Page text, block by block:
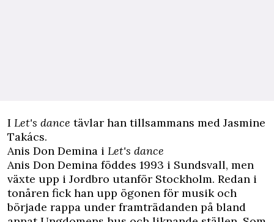
I Let's dance tävlar han tillsammans med Jasmine
Takács.
Anis Don Demina i Let's dance
Anis Don Demina föddes 1993 i Sundsvall, men
växte upp i Jordbro utanför Stockholm. Redan i
tonåren fick han upp ögonen för musik och
började rappa under framträdanden på bland